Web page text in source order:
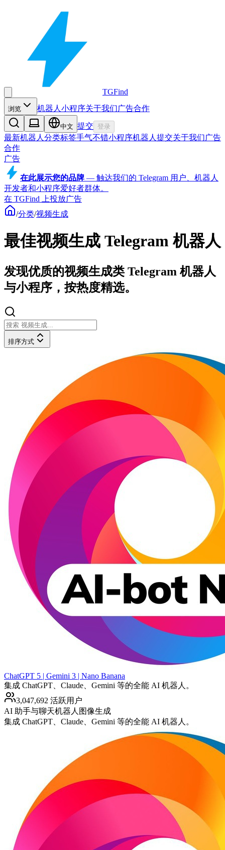
TGFind
浏览 机器人 小程序关于我们广告合作
中文 提交 登录
最新机器人 分类标签手气不错小程序机器人 提交关于我们广告
合作
广告
在此展示您的品牌 — 触达我们的 Telegram 用户、机器人
开发者和小程序爱好者群体。
在 TGFind 上投放广告
/分类/视频生成
最佳视频生成 Telegram 机器人
发现优质的视频生成类 Telegram 机器人
与小程序，按热度精选。
排序方式
ChatGPT 5 | Gemini 3 | Nano Banana
集成 ChatGPT、Claude、Gemini 等的全能 AI 机器人。
3,047,692 活跃用户
AI 助手与聊天机器人 图像生成
集成 ChatGPT、Claude、Gemini 等的全能 AI 机器人。